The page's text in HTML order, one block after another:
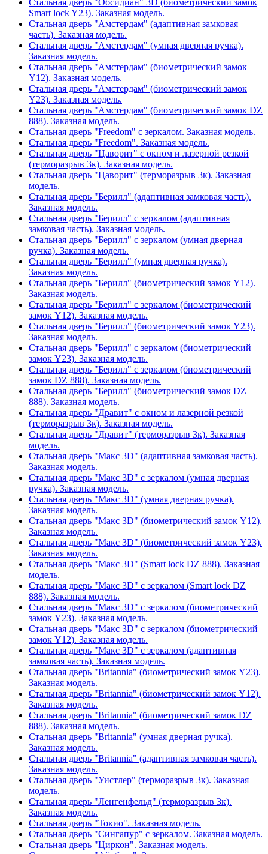
Стальная дверь "Обсидиан" 3D (биометрический замок
Smart lock Y23). Заказная модель.
Стальная дверь "Амстердам" (адаптивная замковая
часть). Заказная модель.
Стальная дверь "Амстердам" (умная дверная ручка).
Заказная модель.
Стальная дверь "Амстердам" (биометрический замок
Y12). Заказная модель.
Стальная дверь "Амстердам" (биометрический замок
Y23). Заказная модель.
Стальная дверь "Амстердам" (биометрический замок DZ
888). Заказная модель.
Стальная дверь "Freedom" с зеркалом. Заказная модель.
Стальная дверь "Freedom". Заказная модель.
Стальная дверь "Цаворит" с окном и лазерной резкой
(терморазрыв 3к). Заказная модель.
Стальная дверь "Цаворит" (терморазрыв 3к). Заказная
модель.
Стальная дверь "Берилл" (адаптивная замковая часть).
Заказная модель.
Стальная дверь "Берилл" с зеркалом (адаптивная
замковая часть). Заказная модель.
Стальная дверь "Берилл" с зеркалом (умная дверная
ручка). Заказная модель.
Стальная дверь "Берилл" (умная дверная ручка).
Заказная модель.
Стальная дверь "Берилл" (биометрический замок Y12).
Заказная модель.
Стальная дверь "Берилл" с зеркалом (биометрический
замок Y12). Заказная модель.
Стальная дверь "Берилл" (биометрический замок Y23).
Заказная модель.
Стальная дверь "Берилл" с зеркалом (биометрический
замок Y23). Заказная модель.
Стальная дверь "Берилл" с зеркалом (биометрический
замок DZ 888). Заказная модель.
Стальная дверь "Берилл" (биометрический замок DZ
888). Заказная модель.
Стальная дверь "Дравит" с окном и лазерной резкой
(терморазрыв 3к). Заказная модель.
Стальная дверь "Дравит" (терморазрыв 3к). Заказная
модель.
Стальная дверь "Макс 3D" (адаптивная замковая часть).
Заказная модель.
Стальная дверь "Макс 3D" с зеркалом (умная дверная
ручка). Заказная модель.
Стальная дверь "Макс 3D" (умная дверная ручка).
Заказная модель.
Стальная дверь "Макс 3D" (биометрический замок Y12).
Заказная модель.
Стальная дверь "Макс 3D" (биометрический замок Y23).
Заказная модель.
Стальная дверь "Макс 3D" (Smart lock DZ 888). Заказная
модель.
Стальная дверь "Макс 3D" с зеркалом (Smart lock DZ
888). Заказная модель.
Стальная дверь "Макс 3D" с зеркалом (биометрический
замок Y23). Заказная модель.
Стальная дверь "Макс 3D" с зеркалом (биометрический
замок Y12). Заказная модель.
Стальная дверь "Макс 3D" с зеркалом (адаптивная
замковая часть). Заказная модель.
Стальная дверь "Britannia" (биометрический замок Y23).
Заказная модель.
Стальная дверь "Britannia" (биометрический замок Y12).
Заказная модель.
Стальная дверь "Britannia" (биометрический замок DZ
888). Заказная модель.
Стальная дверь "Britannia" (умная дверная ручка).
Заказная модель.
Стальная дверь "Britannia" (адаптивная замковая часть).
Заказная модель.
Стальная дверь "Уистлер" (терморазрыв 3к). Заказная
модель.
Стальная дверь "Ленгенфельд" (терморазрыв 3к).
Заказная модель.
Стальная дверь "Токио". Заказная модель.
Стальная дверь "Сингапур" с зеркалом. Заказная модель.
Стальная дверь "Циркон". Заказная модель.